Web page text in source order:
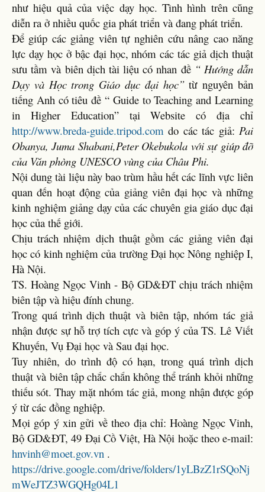
như hiệu quả của việc dạy học. Tình hình trên cũng
diễn ra ở nhiều quốc gia phát triển và đang phát triển.
Để giúp các giảng viên tự nghiên cứu nâng cao năng
lực dạy học ở bậc đại học, nhóm các tác giả dịch thuật
sưu tầm và biên dịch tài liệu có nhan đề “ Hướng dẫn
Dạy và Học trong Giáo dục đại học”từ nguyên bản
tiếng Anh có tiêu đề “ Guide to Teaching and Learning
in Higher Education” tại Website có địa chỉ
http://www.breda-guide.tripod.com do các tác giả: Pai
Obanya, Juma Shabani,Peter Okebukola với sự giúp đỡ
của Văn phòng UNESCO vùng của Châu Phi.
Nội dung tài liệu này bao trùm hầu hết các lĩnh vực liên
quan đến hoạt động của giảng viên đại học và những
kinh nghiệm giảng dạy của các chuyên gia giáo dục đại
học của thế giới.
Chịu trách nhiệm dịch thuật gồm các giảng viên đại
học có kinh nghiệm của trường Đại học Nông nghiệp I,
Hà Nội.
TS. Hoàng Ngọc Vinh - Bộ GD&ĐT chịu trách nhiệm
biên tập và hiệu đính chung.
Trong quá trình dịch thuật và biên tập, nhóm tác giả
nhận được sự hỗ trợ tích cực và góp ý của TS. Lê Viết
Khuyến, Vụ Đại học và Sau đại học.
Tuy nhiên, do trình độ có hạn, trong quá trình dịch
thuật và biên tập chắc chắn không thể tránh khỏi những
thiếu sót. Thay mặt nhóm tác giả, mong nhận được góp
ý từ các đồng nghiệp.
Mọi góp ý xin gửi về theo địa chỉ: Hoàng Ngọc Vinh,
Bộ GD&ĐT, 49 Đại Cồ Việt, Hà Nội hoặc theo e-mail:
hnvinh@moet.gov.vn .
https://drive.google.com/drive/folders/1yLBzZ1rSQoNj
mWeJTZ3WGQHg04L1